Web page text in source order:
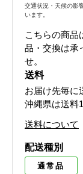
交通状況・天候の影
います。
こちらの商品
品・交換は承
せ。
送料
お届け先毎に
沖縄県は送料
送料について
配送種別
通常品